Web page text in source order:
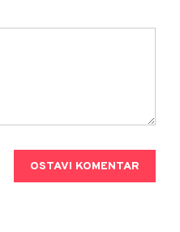
OSTAVI KOMENTAR